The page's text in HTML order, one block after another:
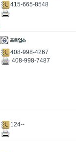
415-665-8548
408-998-4267
408-998-7487
124--